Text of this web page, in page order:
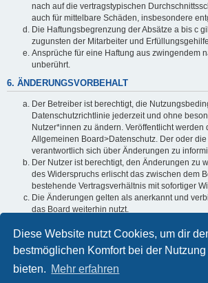
Diese Website nutzt Cookies, um dir
bestmöglichen Komfort bei der Nutzung
bieten. Mehr erfahren
nach auf die vertragstypischen
auch für mittelbare Schäden, insbesondere
Die Haftungsbegrenzung der Absätze a bis c
zugunsten der Mitarbeiter und
Ansprüche für eine Haftung aus zwingendem
unberührt.
6. ÄNDERUNGSVORBEHALT
Der Betreiber ist berechtigt, die
Datenschutzrichtlinie jederzeit und ohne
Nutzer*innen zu ändern. Veröffentlicht
Allgemeinen Board>Datenschutz. Der oder
verantwortlich sich über Änderungen zu
Der Nutzer ist berechtigt, den Änderungen zu
des Widerspruchs erlischt das zwischen dem
bestehende Vertragsverhältnis mit sofortiger
Die Änderungen gelten als anerkannt und
das Board weiterhin nutzt.
Informationen über den Umgang mit Ihren
in der Datenschutzrichtlinie enthalten.